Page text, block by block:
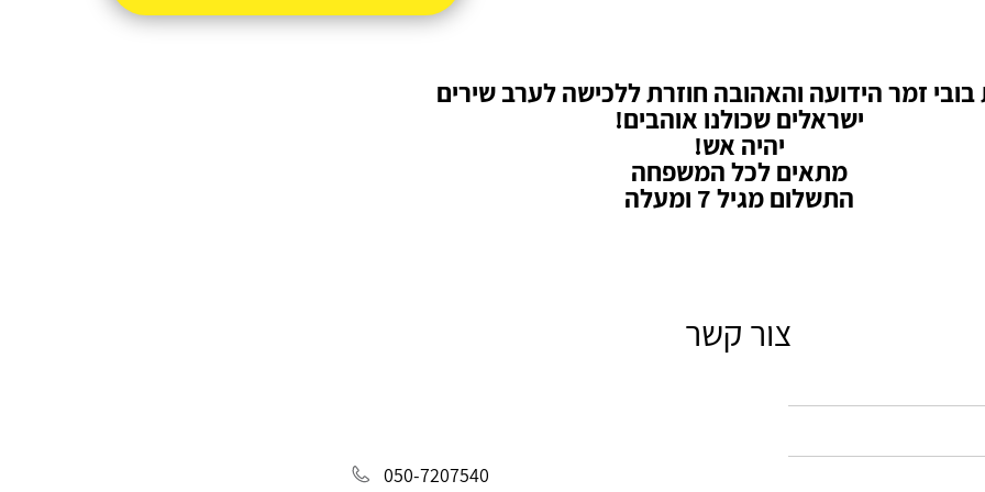
זמר הידועה והאהובה חוזרת ללכישה לערב שירים
ישראלים שכולנו אוהבים!
יהיה אש!
מתאים לכל המשפחה
התשלום מגיל 7 ומעלה
צור קשר
050-7207540